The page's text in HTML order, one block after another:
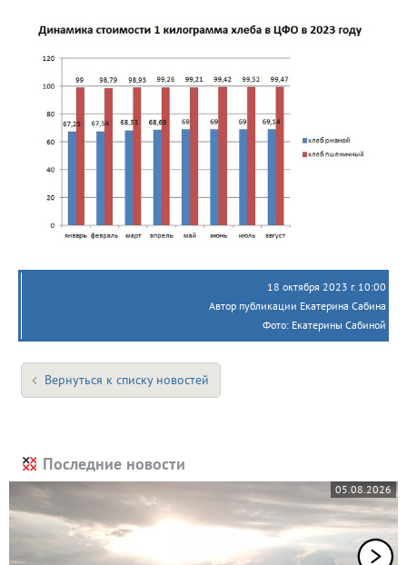
18 октября 2023 г. 10:00
Автор публикации Екатерина Сабина
Фото: Екатерины Сабиной
Вернуться к списку новостей
Последние новости
05.08.2026